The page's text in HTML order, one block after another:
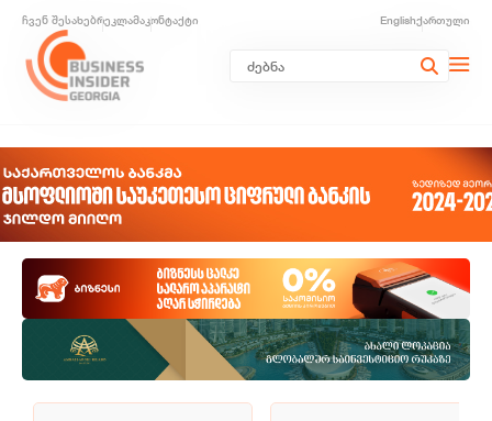
ჩვენ შესახებრეკლამაკონტაქტი Englishქართული